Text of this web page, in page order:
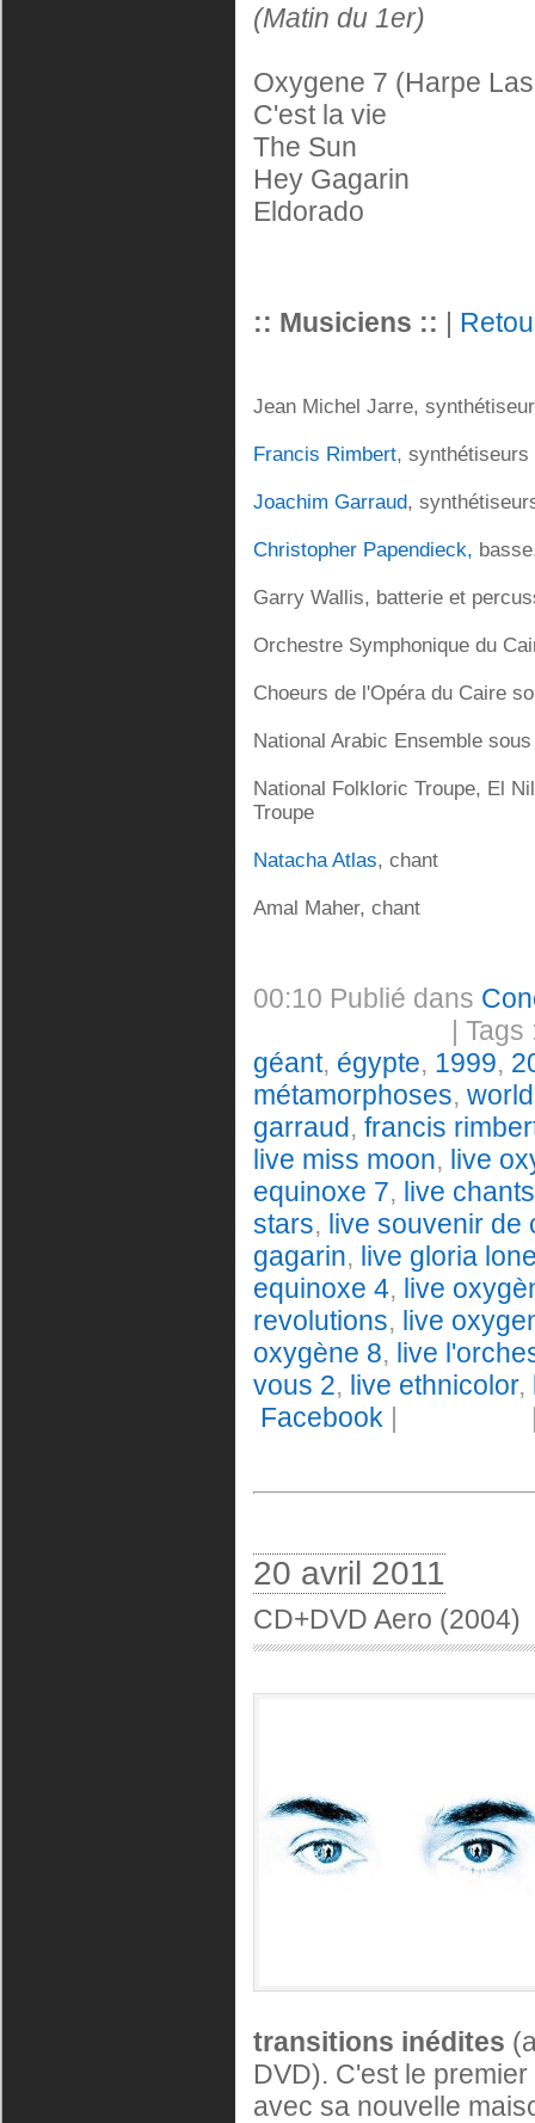
(Matin du 1er)
Oxygene 7 (Harpe
C'est la vie
The Sun
Hey Gagarin
Eldorado
:: Musiciens :: |
Jean Michel Jarre,
Francis Rimbert, synthétiseurs
Joachim Garraud,
Christopher Papendieck,
Garry Wallis, batterie et
Orchestre Symphonique du
Choeurs de l'Opéra du Caire
National Arabic Ensemble
National Folkloric Troupe, El
Troupe
Natacha Atlas, chant
Amal Maher, chant
00:10 Publié dans
|
géant, égypte, 1999,
métamorphoses,
garraud, francis
live miss moon, live
equinoxe 7, live
stars, live souvenir de
gagarin, live gloria
equinoxe 4, live
revolutions, live
oxygène 8, live
vous 2, live ethnicolor,
Facebook |
20 avril 2011
CD+DVD Aero (2004)
transitions inédites
DVD). C'est le
avec sa nouvelle